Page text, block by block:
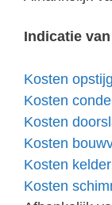
Indicatie
Kosten
Kosten
Kosten
Kosten
Kosten
Kosten